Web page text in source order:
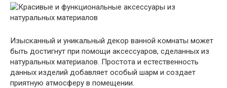
Изысканный и уникальный декор ванной комнаты может
быть достигнут при помощи аксессуаров, сделанных из
натуральных материалов. Простота и естественность
данных изделий добавляет особый шарм и создает
приятную атмосферу в помещении.